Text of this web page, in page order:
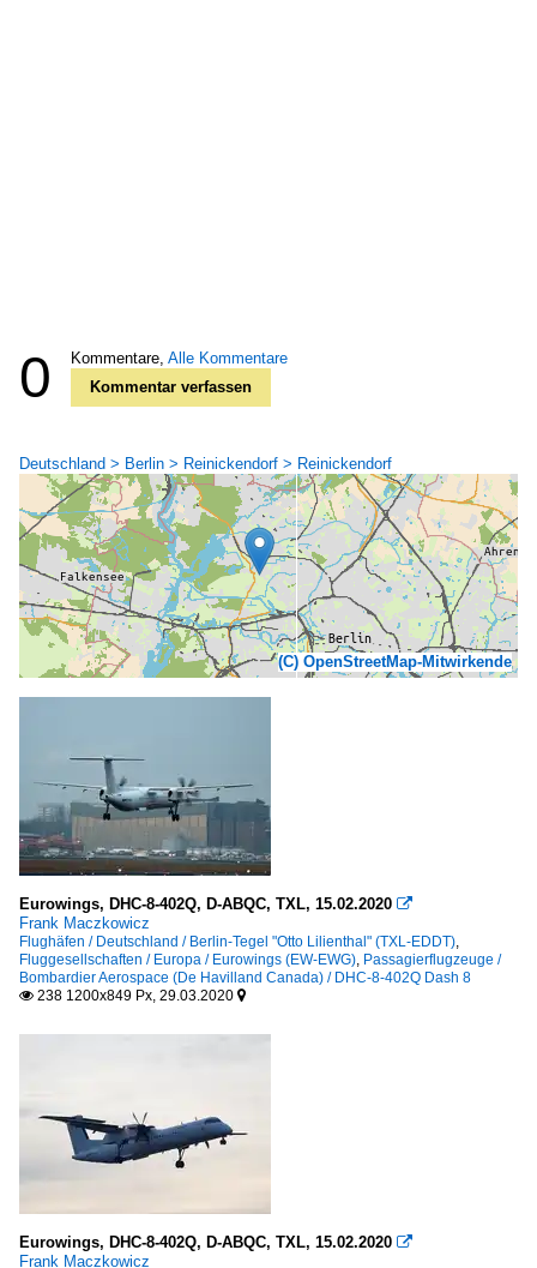
0 Kommentare, Alle Kommentare
Kommentar verfassen
Deutschland > Berlin > Reinickendorf > Reinickendorf
(C) OpenStreetMap-Mitwirkende
Eurowings, DHC-8-402Q, D-ABQC, TXL, 15.02.2020 
Frank Maczkowicz
Flughäfen / Deutschland / Berlin-Tegel "Otto Lilienthal" (TXL-EDDT)
Fluggesellschaften / Europa / Eurowings (EW-EWG) Passagierflugzeuge /
Bombardier Aerospace (De Havilland Canada) / DHC-8-402Q Dash 8
 238 1200x849 Px, 29.03.2020 
Eurowings, DHC-8-402Q, D-ABQC, TXL, 15.02.2020 
Frank Maczkowicz